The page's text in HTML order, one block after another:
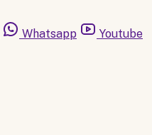
Whatsapp Youtube